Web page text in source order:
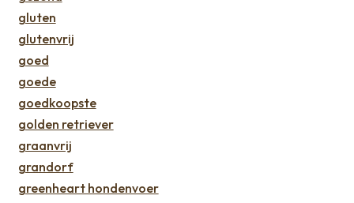
gluten
glutenvrij
goed
goede
goedkoopste
golden retriever
graanvrij
grandorf
greenheart hondenvoer